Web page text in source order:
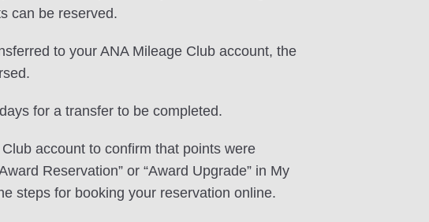
can be reserved.
to your ANA Mileage Club account, the
for a transfer to be completed.
account to confirm that points were
Reservation” or “Award Upgrade” in My
steps for booking your reservation online.